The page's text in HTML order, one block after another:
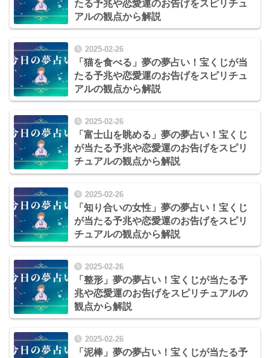
たる予兆や恋愛運のお告げをスピリチュ
アルの観点から解説
2025-02-26
「猫を食べる」夢の夢占い！宝くじが当
たる予兆や恋愛運のお告げをスピリチュ
アルの観点から解説
2025-02-26
「富士山を眺める」夢の夢占い！宝くじ
が当たる予兆や恋愛運のお告げをスピリ
チュアルの観点から解説
2025-02-26
「知り合いの女性」夢の夢占い！宝くじ
が当たる予兆や恋愛運のお告げをスピリ
チュアルの観点から解説
2025-02-26
「整形」夢の夢占い！宝くじが当たる予
兆や恋愛運のお告げをスピリチュアルの
観点から解説
2025-02-26
「泥棒」夢の夢占い！宝くじが当たる予